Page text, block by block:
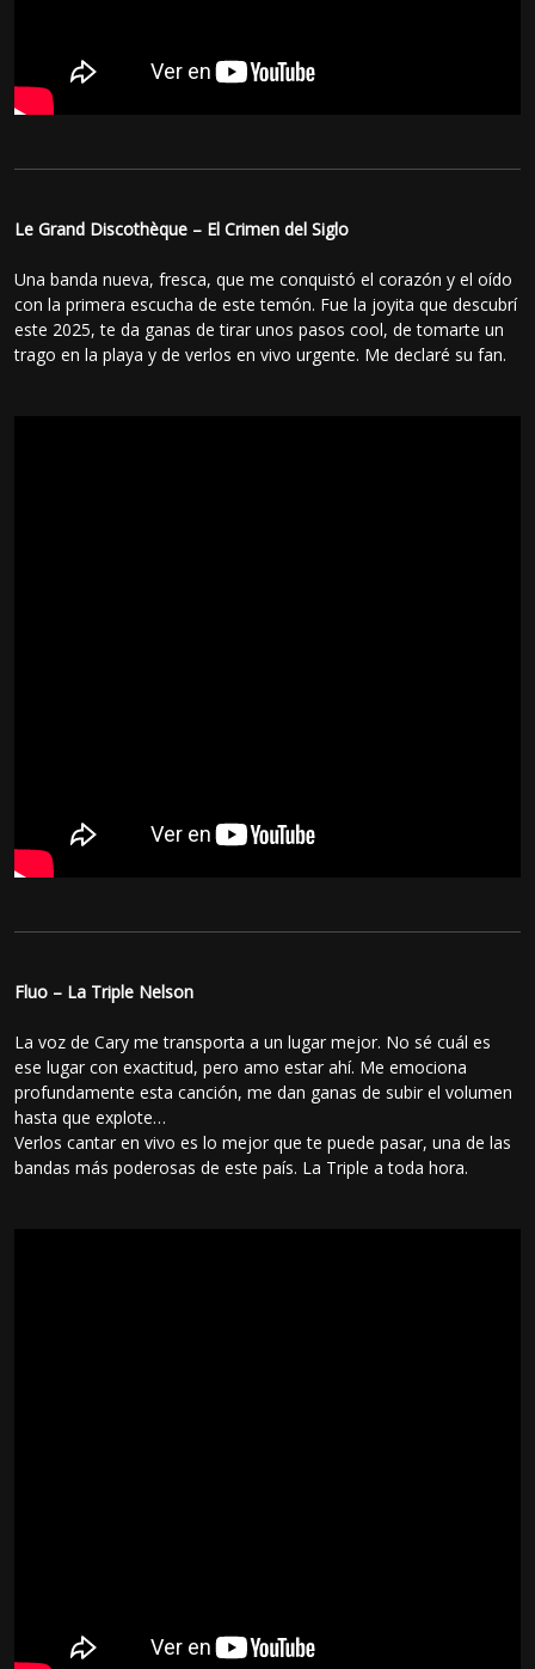
Le Grand Discothèque – El Crimen del Siglo
Una banda nueva, fresca, que me conquistó el corazón y el oído
con la primera escucha de este temón. Fue la joyita que descubrí
este 2025, te da ganas de tirar unos pasos cool, de tomarte un
trago en la playa y de verlos en vivo urgente. Me declaré su fan.
Fluo – La Triple Nelson
La voz de Cary me transporta a un lugar mejor. No sé cuál es
ese lugar con exactitud, pero amo estar ahí. Me emociona
profundamente esta canción, me dan ganas de subir el volumen
hasta que explote…
Verlos cantar en vivo es lo mejor que te puede pasar, una de las
bandas más poderosas de este país. La Triple a toda hora.